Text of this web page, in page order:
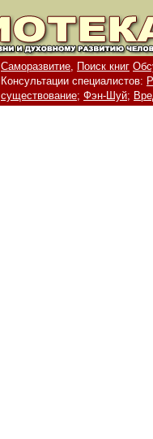
Саморазвитие, Поиск книг
Консультации специалистов:
существование; Фэн-Шуй;